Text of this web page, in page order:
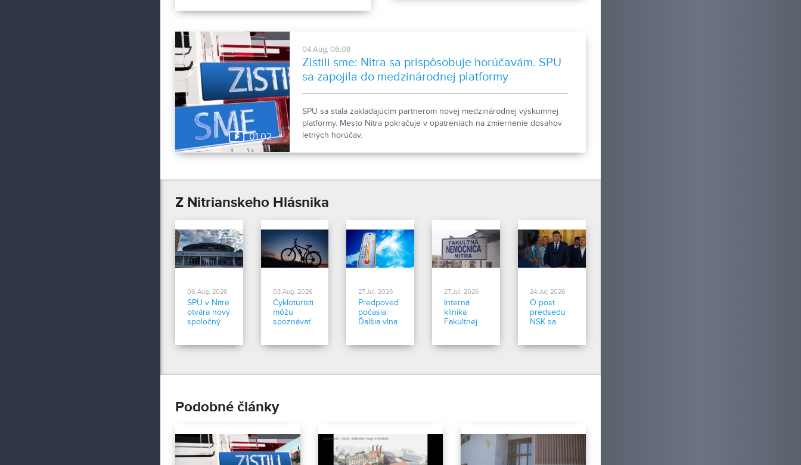
01:02
04.Aug, 06:08
Zistili sme: Nitra sa prispôsobuje horúčavám. SPU
sa zapojila do medzinárodnej platformy
SPU sa stala zakladajúcim partnerom novej medzinárodnej výskumnej
platformy. Mesto Nitra pokračuje v opatreniach na zmiernenie dosahov
letných horúčav.
Z Nitrianskeho Hlásnika
06.Aug, 2026
SPU v Nitre
otvára nový
spoločný
program
03.Aug, 2026
Cykloturisti
môžu
spoznávať
18.000
27.Jul, 2026
Predpoveď
počasia:
Ďalšia vlna
27.Jul, 2026
Interná
klinika
Fakultnej
opäť v plnej
24.Jul, 2026
O post
predsedu
NSK sa
Tibor
Podobné články